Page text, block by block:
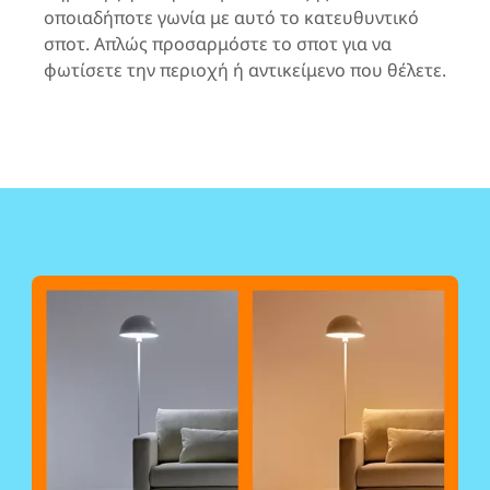
οποιαδήποτε γωνία με αυτό το κατευθυντικό
σποτ. Απλώς προσαρμόστε το σποτ για να
φωτίσετε την περιοχή ή αντικείμενο που θέλετε.